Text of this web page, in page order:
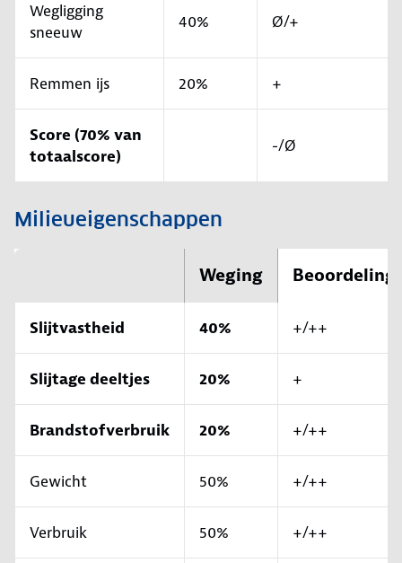
Wegligging
sneeuw
40% Ø/+
Remmen ijs 20% +
Score (70% van
totaalscore)
-/Ø
Milieueigenschappen
Weging Beoordeling
Slijtvastheid 40% +/++
Slijtage deeltjes 20% +
Brandstofverbruik 20% +/++
Gewicht 50% +/++
Verbruik 50% +/++